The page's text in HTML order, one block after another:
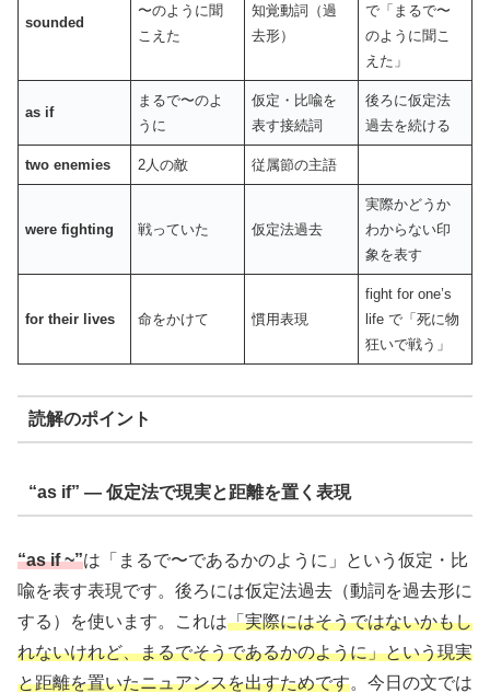
sounded
〜のように聞
こえた
知覚動詞（過
去形）
で「まるで〜
のように聞こ
えた」
as if
まるで〜のよ
うに
仮定・比喩を
表す接続詞
後ろに仮定法
過去を続ける
two enemies 2人の敵 従属節の主語
were fighting 戦っていた 仮定法過去
実際かどうか
わからない印
象を表す
for their lives 命をかけて 慣用表現
fight for one’s
life で「死に物
狂いで戦う」
読解のポイント
“as if” ― 仮定法で現実と距離を置く表現
“as if ~”は「まるで〜であるかのように」という仮定・比
喩を表す表現です。後ろには仮定法過去（動詞を過去形に
する）を使います。これは「実際にはそうではないかもし
れないけれど、まるでそうであるかのように」という現実
と距離を置いたニュアンスを出すためです。今日の文では